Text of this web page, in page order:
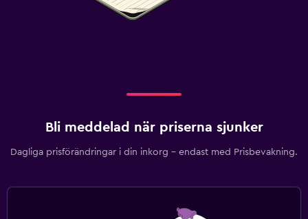
Bli meddelad när priserna sjunker
Dagliga prisförändringar i din inkorg – endast med Prisbevakning.